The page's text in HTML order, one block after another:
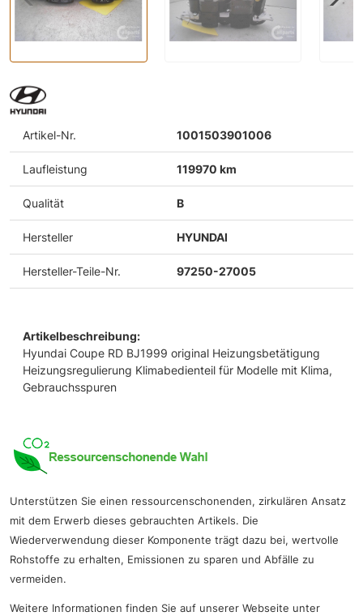
Artikel-Nr. 1001503901006
Laufleistung 119970 km
Qualität B
Hersteller HYUNDAI
Hersteller-Teile-Nr. 97250-27005
Artikelbeschreibung:
Hyundai Coupe RD BJ1999 original Heizungsbetätigung
Heizungsregulierung Klimabedienteil für Modelle mit Klima,
Gebrauchsspuren
Unterstützen Sie einen ressourcenschonenden, zirkulären Ansatz
mit dem Erwerb dieses gebrauchten Artikels. Die
Wiederverwendung dieser Komponente trägt dazu bei, wertvolle
Rohstoffe zu erhalten, Emissionen zu sparen und Abfälle zu
vermeiden.
Weitere Informationen finden Sie auf unserer Webseite unter